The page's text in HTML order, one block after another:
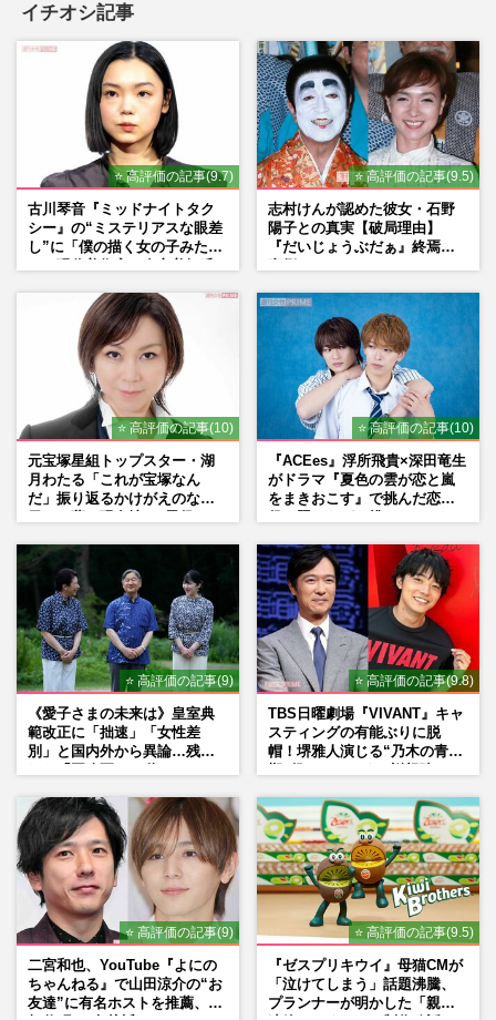
イチオシ記事
⭐ 高評価の記事(9.7)
古川琴音『ミッドナイトタク
シー』の“ミステリアスな眼差
し”に「僕の描く女の子みた
⭐ 高評価の記事(9.5)
志村けんが認めた彼女・石野
陽子との真実【破局理由】
『だいじょうぶだぁ』終焉の
⭐ 高評価の記事(10)
元宝塚星組トップスター・湖
月わたる「これが宝塚なん
だ」振り返るかけがえのない
⭐ 高評価の記事(10)
『ACEes』浮所飛貴×深田竜生
がドラマ『夏色の雲が恋と嵐
をまきおこす』で挑んだ恋人
⭐ 高評価の記事(9)
《愛子さまの未来は》皇室典
範改正に「拙速」「女性差
別」と国内外から異論…残さ
⭐ 高評価の記事(9.8)
TBS日曜劇場『VIVANT』キャ
スティングの有能ぶりに脱
帽！堺雅人演じる“乃木の青年
マン長男・櫻井海音だった
⭐ 高評価の記事(9)
二宮和也、YouTube『よにの
ちゃんねる』で山田涼介の“お
友達”に有名ホストを推薦、歌
⭐ 高評価の記事(9.5)
『ゼスプリキウイ』母猫CMが
「泣けてしまう」話題沸騰、
プランナーが明かした「親に